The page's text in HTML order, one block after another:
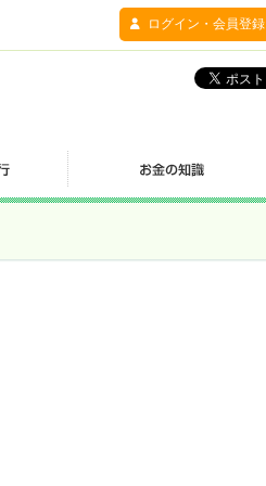
ログイン・会員登録